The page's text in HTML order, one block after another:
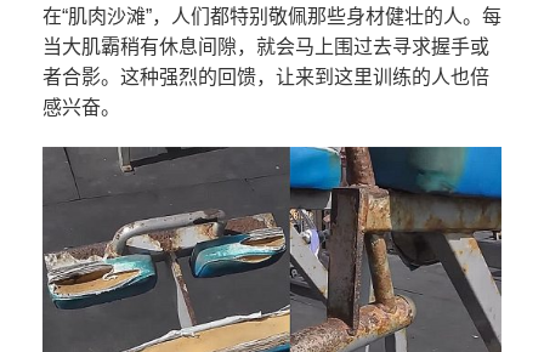
在“肌肉沙滩”，人们都特别敬佩那些身材健壮的人。每
当大肌霸稍有休息间隙，就会马上围过去寻求握手或
者合影。这种强烈的回馈，让来到这里训练的人也倍
感兴奋。